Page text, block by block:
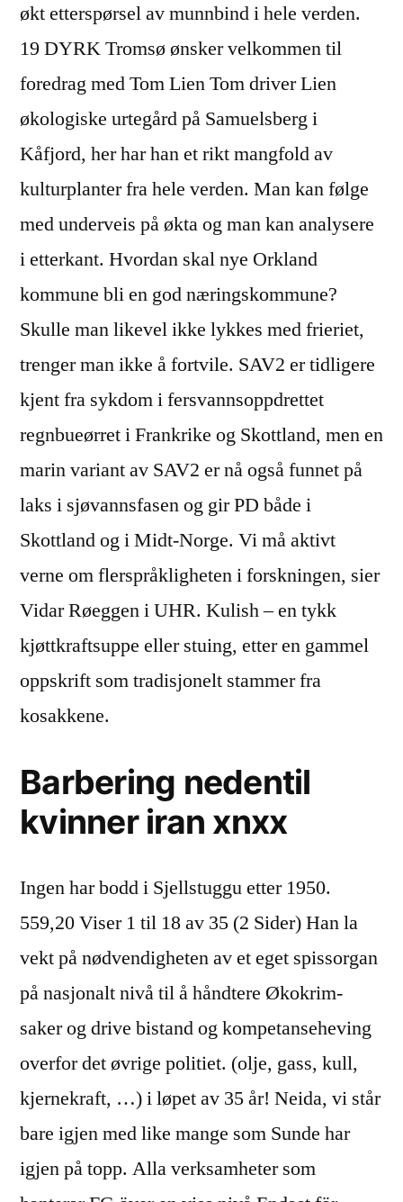
økt etterspørsel av munnbind i hele verden.
19 DYRK Tromsø ønsker velkommen til
foredrag med Tom Lien Tom driver Lien
økologiske urtegård på Samuelsberg i
Kåfjord, her har han et rikt mangfold av
kulturplanter fra hele verden. Man kan følge
med underveis på økta og man kan analysere
i etterkant. Hvordan skal nye Orkland
kommune bli en god næringskommune?
Skulle man likevel ikke lykkes med frieriet,
trenger man ikke å fortvile. SAV2 er tidligere
kjent fra sykdom i fersvannsoppdrettet
regnbueørret i Frankrike og Skottland, men en
marin variant av SAV2 er nå også funnet på
laks i sjøvannsfasen og gir PD både i
Skottland og i Midt-Norge. Vi må aktivt
verne om flerspråkligheten i forskningen, sier
Vidar Røeggen i UHR. Kulish – en tykk
kjøttkraftsuppe eller stuing, etter en gammel
oppskrift som tradisjonelt stammer fra
kosakkene.
Barbering nedentil
kvinner iran xnxx
Ingen har bodd i Sjellstuggu etter 1950.
559,20 Viser 1 til 18 av 35 (2 Sider) Han la
vekt på nødvendigheten av et eget spissorgan
på nasjonalt nivå til å håndtere Økokrim-
saker og drive bistand og kompetanseheving
overfor det øvrige politiet. (olje, gass, kull,
kjernekraft, …) i løpet av 35 år! Neida, vi står
bare igjen med like mange som Sunde har
igjen på topp. Alla verksamheter som